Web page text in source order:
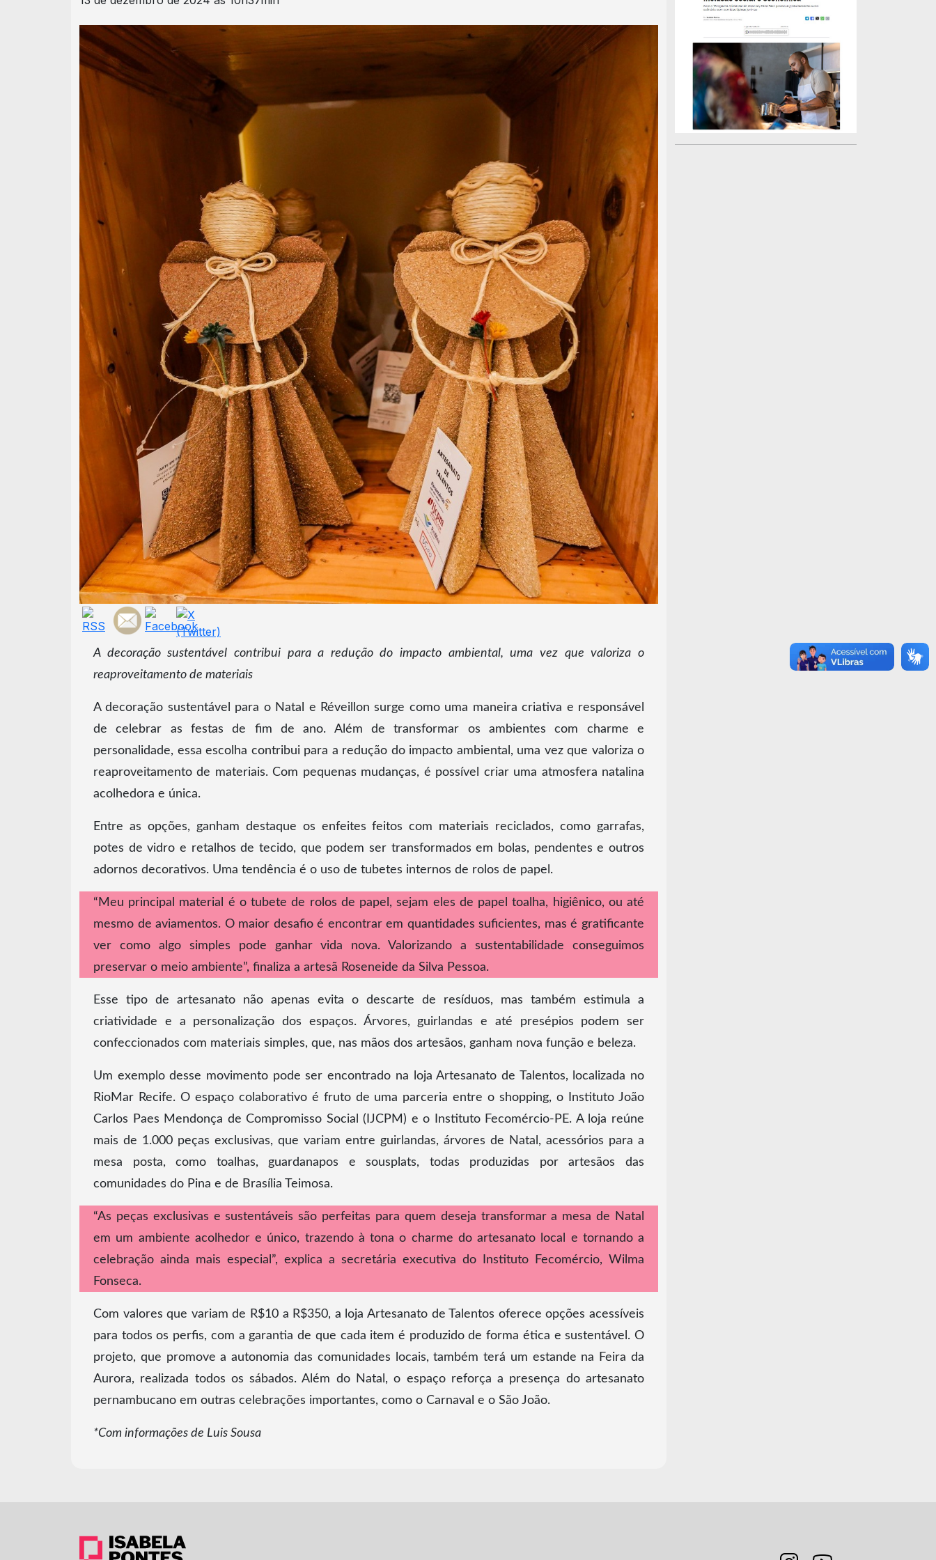
A decoração sustentável contribui para a redução do impacto ambiental, uma vez que valoriza o
reaproveitamento de materiais
A decoração sustentável para o Natal e Réveillon surge como uma maneira criativa e responsável
de celebrar as festas de fim de ano. Além de transformar os ambientes com charme e
personalidade, essa escolha contribui para a redução do impacto ambiental, uma vez que valoriza o
reaproveitamento de materiais. Com pequenas mudanças, é possível criar uma atmosfera natalina
acolhedora e única.
Entre as opções, ganham destaque os enfeites feitos com materiais reciclados, como garrafas,
potes de vidro e retalhos de tecido, que podem ser transformados em bolas, pendentes e outros
adornos decorativos. Uma tendência é o uso de tubetes internos de rolos de papel.
“Meu principal material é o tubete de rolos de papel, sejam eles de papel toalha, higiênico, ou até
mesmo de aviamentos. O maior desafio é encontrar em quantidades suficientes, mas é gratificante
ver como algo simples pode ganhar vida nova. Valorizando a sustentabilidade conseguimos
preservar o meio ambiente”, finaliza a artesã Roseneide da Silva Pessoa.
Esse tipo de artesanato não apenas evita o descarte de resíduos, mas também estimula a
criatividade e a personalização dos espaços. Árvores, guirlandas e até presépios podem ser
confeccionados com materiais simples, que, nas mãos dos artesãos, ganham nova função e beleza.
Um exemplo desse movimento pode ser encontrado na loja Artesanato de Talentos, localizada no
RioMar Recife. O espaço colaborativo é fruto de uma parceria entre o shopping, o Instituto João
Carlos Paes Mendonça de Compromisso Social (IJCPM) e o Instituto Fecomércio-PE. A loja reúne
mais de 1.000 peças exclusivas, que variam entre guirlandas, árvores de Natal, acessórios para a
mesa posta, como toalhas, guardanapos e sousplats, todas produzidas por artesãos das
comunidades do Pina e de Brasília Teimosa.
“As peças exclusivas e sustentáveis são perfeitas para quem deseja transformar a mesa de Natal
em um ambiente acolhedor e único, trazendo à tona o charme do artesanato local e tornando a
celebração ainda mais especial”, explica a secretária executiva do Instituto Fecomércio, Wilma
Fonseca.
Com valores que variam de R$10 a R$350, a loja Artesanato de Talentos oferece opções acessíveis
para todos os perfis, com a garantia de que cada item é produzido de forma ética e sustentável. O
projeto, que promove a autonomia das comunidades locais, também terá um estande na Feira da
Aurora, realizada todos os sábados. Além do Natal, o espaço reforça a presença do artesanato
pernambucano em outras celebrações importantes, como o Carnaval e o São João.
*Com informações de Luis Sousa